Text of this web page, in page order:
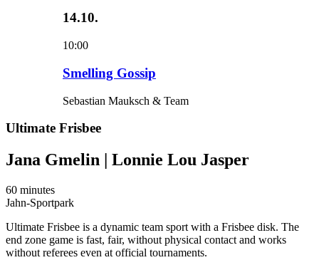
14.10.
10:00
Smelling Gossip
Sebastian Mauksch & Team
Ultimate Frisbee
Jana Gmelin | Lonnie Lou Jasper
60 minutes
Jahn-Sportpark
Ultimate Frisbee is a dynamic team sport with a Frisbee disk. The
end zone game is fast, fair, without physical contact and works
without referees even at official tournaments.